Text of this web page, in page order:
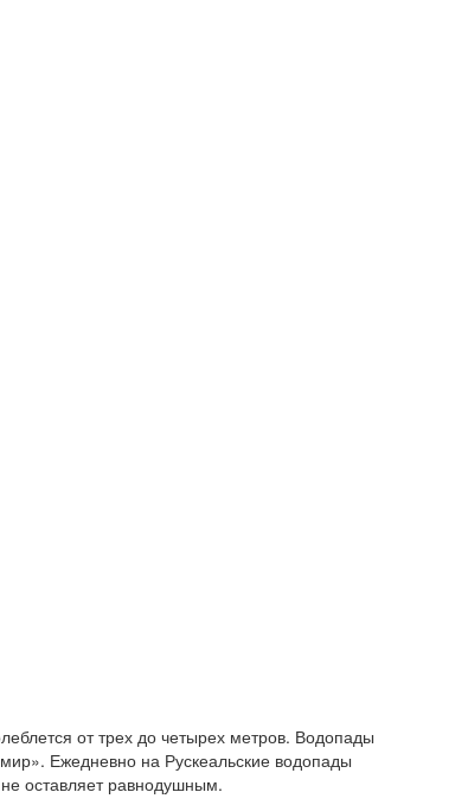
от трех до четырех метров. Водопады
Ежедневно на Рускеальские водопады
оставляет равнодушным.